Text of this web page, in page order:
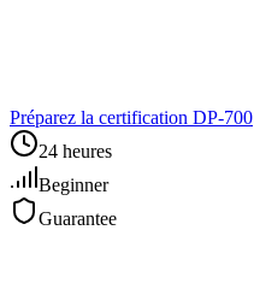
Préparez la certification DP‑700
24 heures
Beginner
Guarantee